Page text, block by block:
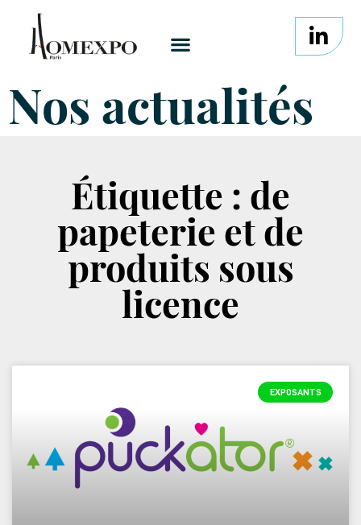
Nos actualités
Étiquette : de
papeterie et de
produits sous
licence
EXPOSANTS